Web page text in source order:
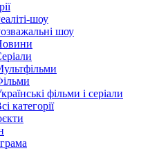
шоу
шоу
фільми і серіали
категорії